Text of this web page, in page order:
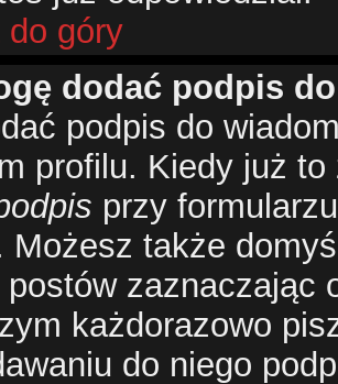
do góry
dodać podpis
podpis do
profilu. Kiedy już
przy
Możesz także
zaznaczając
każdorazowo
do niego